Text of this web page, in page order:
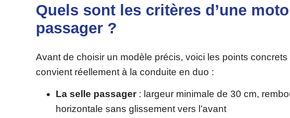
Quels sont les critères d’une
passager ?
Avant de choisir un modèle précis, voici les points concrets
convient réellement à la conduite en duo :
La selle passager: largeur minimale de 30 cm,
horizontale sans glissement vers l’avant